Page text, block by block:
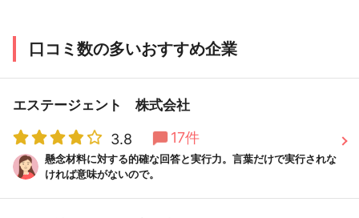
口コミ数の多いおすすめ企業
エステージェント 株式会社
3.8 17件
懸念材料に対する的確な回答と実行力。言葉だけで実行されな
ければ意味がないので。